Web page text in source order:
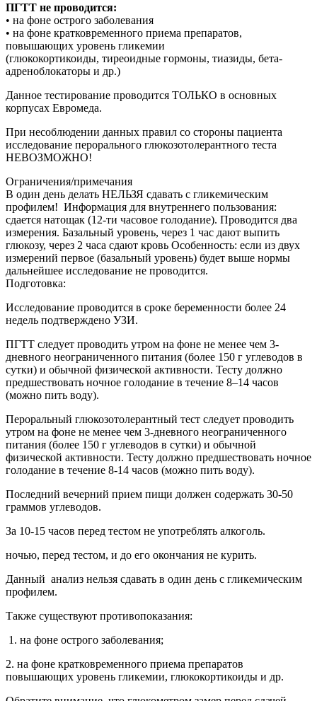
ПГТТ не проводится:
• на фоне острого заболевания
• на фоне кратковременного приема препаратов,
повышающих уровень гликемии
(глюкокортикоиды, тиреоидные гормоны, тиазиды, бета-
адреноблокаторы и др.)
Данное тестирование проводится ТОЛЬКО в основных
корпусах Евромеда.
При несоблюдении данных правил со стороны пациента
исследование перорального глюкозотолерантного теста
НЕВОЗМОЖНО!
Ограничения/примечания
В один день делать НЕЛЬЗЯ сдавать с гликемическим
профилем! Информация для внутреннего пользования:
сдается натощак (12-ти часовое голодание). Проводится два
измерения. Базальный уровень, через 1 час дают выпить
глюкозу, через 2 часа сдают кровь Особенность: если из двух
измерений первое (базальный уровень) будет выше нормы
дальнейшее исследование не проводится.
Подготовка:
Исследование проводится в сроке беременности более 24
недель подтверждено УЗИ.
ПГТТ следует проводить утром на фоне не менее чем 3-
дневного неограниченного питания (более 150 г углеводов в
сутки) и обычной физической активности. Тесту должно
предшествовать ночное голодание в течение 8–14 часов
(можно пить воду).
Пероральный глюкозотолерантный тест следует проводить
утром на фоне не менее чем 3-дневного неограниченного
питания (более 150 г углеводов в сутки) и обычной
физической активности. Тесту должно предшествовать ночное
голодание в течение 8-14 часов (можно пить воду).
Последний вечерний прием пищи должен содержать 30-50
граммов углеводов.
За 10-15 часов перед тестом не употреблять алкоголь.
ночью, перед тестом, и до его окончания не курить.
Данный анализ нельзя сдавать в один день с гликемическим
профилем.
Также существуют противопоказания:
1. на фоне острого заболевания;
2. на фоне кратковременного приема препаратов
повышающих уровень гликемии, глюкокортикоиды и др.